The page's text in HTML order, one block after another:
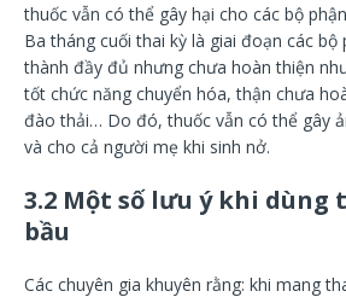
thuốc vẫn có thể gây hại cho các bộ
Ba tháng cuối thai kỳ là giai đoạn các bộ
thành đầy đủ nhưng chưa hoàn thiện
tốt chức năng chuyển hóa, thận chưa
đào thải… Do đó, thuốc vẫn có thể gây
và cho cả người mẹ khi sinh nở.
3.2 Một số lưu ý khi dùng
bầu
Các chuyên gia khuyên rằng: khi mang